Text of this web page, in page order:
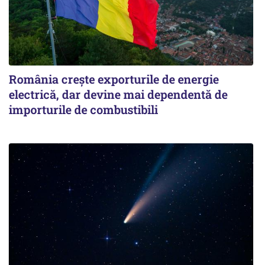
România crește exporturile de energie
electrică, dar devine mai dependentă de
importurile de combustibili